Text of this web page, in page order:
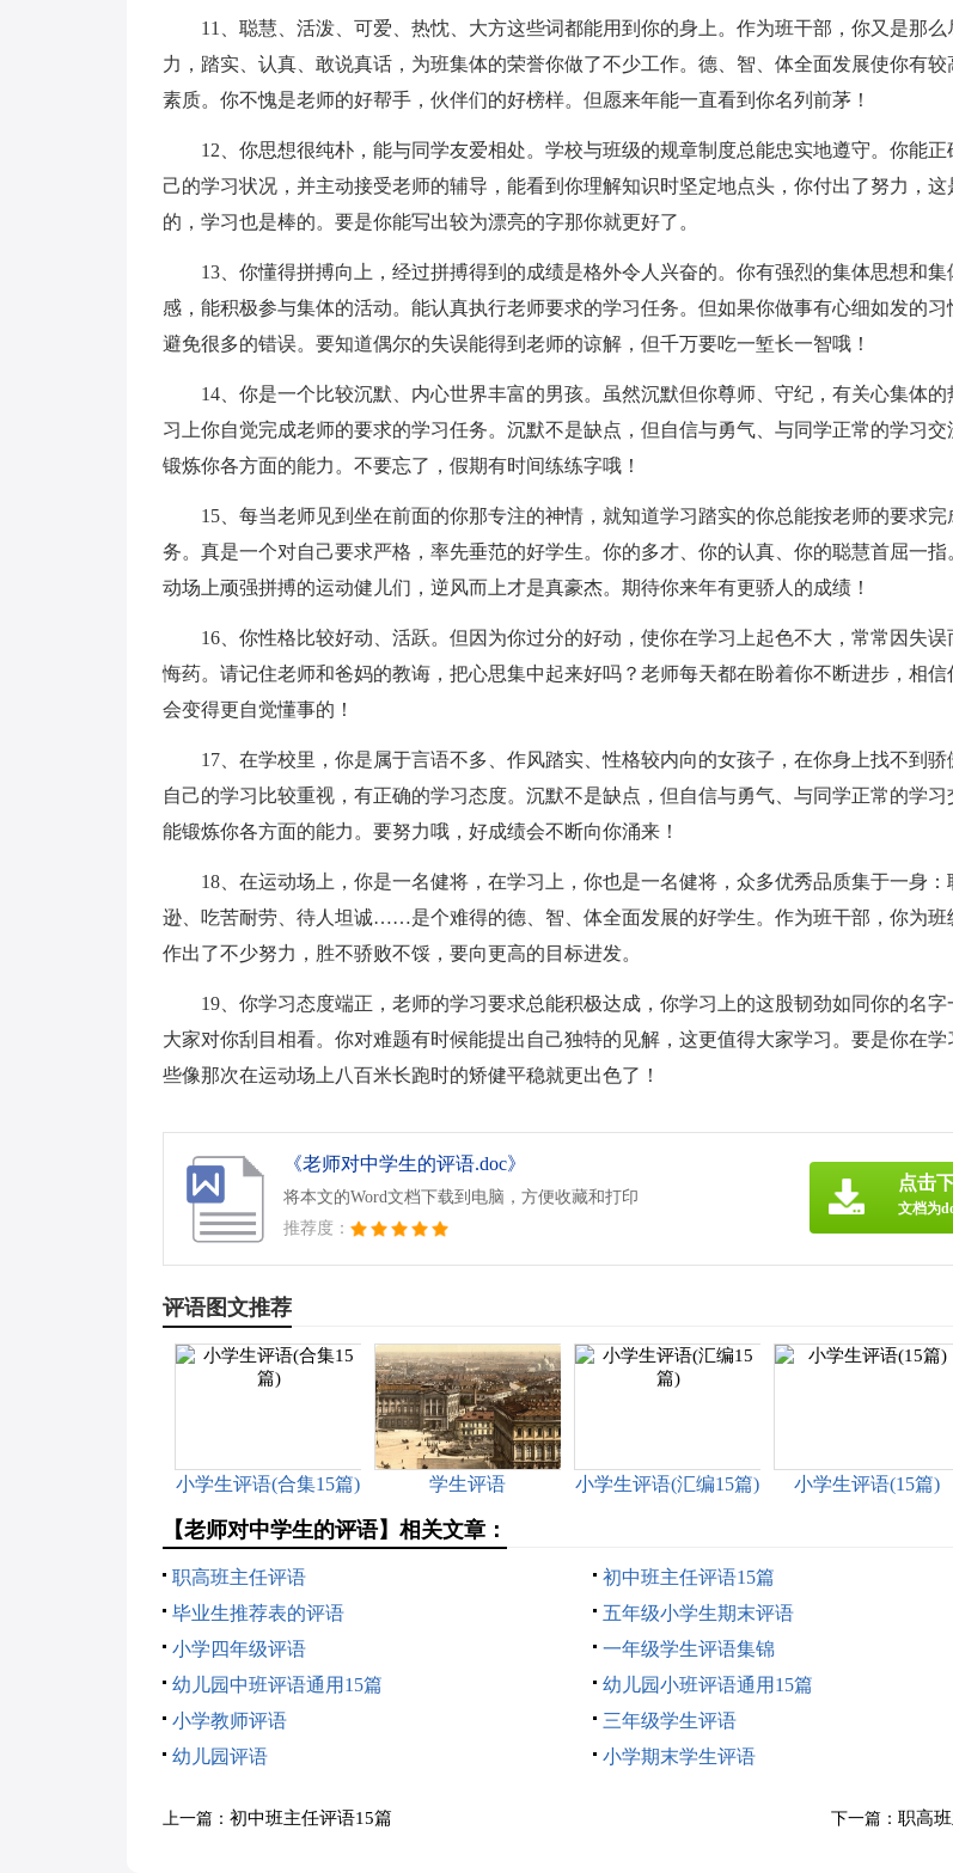
11、聪慧、活泼、可爱、热忱、大方这些词都能用到你的身上。作为班干部，你又是那么
力，踏实、认真、敢说真话，为班集体的荣誉你做了不少工作。德、智、体全面发展使你有较
素质。你不愧是老师的好帮手，伙伴们的好榜样。但愿来年能一直看到你名列前茅！
12、你思想很纯朴，能与同学友爱相处。学校与班级的规章制度总能忠实地遵守。你能正
己的学习状况，并主动接受老师的辅导，能看到你理解知识时坚定地点头，你付出了努力，这
的，学习也是棒的。要是你能写出较为漂亮的字那你就更好了。
13、你懂得拼搏向上，经过拼搏得到的成绩是格外令人兴奋的。你有强烈的集体思想和集
感，能积极参与集体的活动。能认真执行老师要求的学习任务。但如果你做事有心细如发的习
避免很多的错误。要知道偶尔的失误能得到老师的谅解，但千万要吃一堑长一智哦！
14、你是一个比较沉默、内心世界丰富的男孩。虽然沉默但你尊师、守纪，有关心集体的
习上你自觉完成老师的要求的学习任务。沉默不是缺点，但自信与勇气、与同学正常的学习交
锻炼你各方面的能力。不要忘了，假期有时间练练字哦！
15、每当老师见到坐在前面的你那专注的神情，就知道学习踏实的你总能按老师的要求完
务。真是一个对自己要求严格，率先垂范的好学生。你的多才、你的认真、你的聪慧首屈一指
动场上顽强拼搏的运动健儿们，逆风而上才是真豪杰。期待你来年有更骄人的成绩！
16、你性格比较好动、活跃。但因为你过分的好动，使你在学习上起色不大，常常因失误
悔药。请记住老师和爸妈的教诲，把心思集中起来好吗？老师每天都在盼着你不断进步，相信
会变得更自觉懂事的！
17、在学校里，你是属于言语不多、作风踏实、性格较内向的女孩子，在你身上找不到骄
自己的学习比较重视，有正确的学习态度。沉默不是缺点，但自信与勇气、与同学正常的学习
能锻炼你各方面的能力。要努力哦，好成绩会不断向你涌来！
18、在运动场上，你是一名健将，在学习上，你也是一名健将，众多优秀品质集于一身：
逊、吃苦耐劳、待人坦诚……是个难得的德、智、体全面发展的好学生。作为班干部，你为班
作出了不少努力，胜不骄败不馁，要向更高的目标进发。
19、你学习态度端正，老师的学习要求总能积极达成，你学习上的这股韧劲如同你的名字
大家对你刮目相看。你对难题有时候能提出自己独特的见解，这更值得大家学习。要是你在学
些像那次在运动场上八百米长跑时的矫健平稳就更出色了！
《老师对中学生的评语.doc》
将本文的Word文档下载到电脑，方便收藏和打印
推荐度：
点击
文档为
评语图文推荐
小学生评语(合集15篇) 学生评语 小学生评语(汇编15篇) 小学生评语(15篇)
【老师对中学生的评语】相关文章：
职高班主任评语
初中班主任评语15篇
毕业生推荐表的评语
五年级小学生期末评语
小学四年级评语
一年级学生评语集锦
幼儿园中班评语通用15篇
幼儿园小班评语通用15篇
小学教师评语
三年级学生评语
幼儿园评语
小学期末学生评语
上一篇： 初中班主任评语15篇 下一篇： 职高